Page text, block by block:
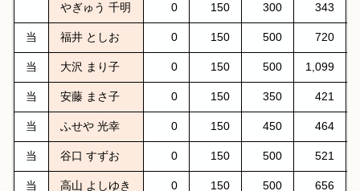
やぎゅう 千明 0 150 300 343
当 福井 としお 0 150 500 720
当 大沢 まり子 0 150 500 1,099
当 安藤 まさ子 0 150 350 421
当 ふせや 光幸 0 150 450 464
当 谷口 すずお 0 150 500 521
当 高山 よしゆき 0 150 500 656